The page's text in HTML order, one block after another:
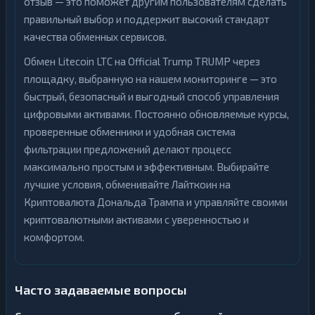
правильный выбор и поддержит высокий стандарт
качества обменных сервисов.
Обмен Litecoin LTC на Official Trump TRUMP через
площадку, выбранную на нашем мониторинге — это
быстрый, безопасный и выгодный способ управления
цифровыми активами. Постоянно обновляемые курсы,
проверенные обменники и удобная система
фильтрации предложений делают процесс
максимально простым и эффективным. Выбирайте
лучшие условия, обменивайте Лайткоин на
Криптовалюта Дональда Трампа и управляйте своими
криптовалютными активами с уверенностью и
комфортом.
Часто задаваемые вопросы